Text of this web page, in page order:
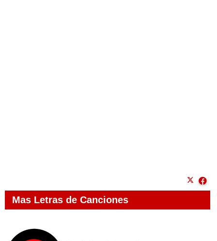
Mas Letras de Canciones